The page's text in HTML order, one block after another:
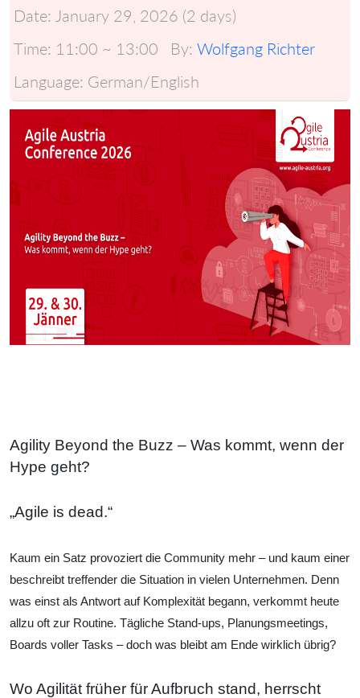
Date: January 29, 2026 (2 days)
Time: 11:00 ~ 13:00 By: Wolfgang Richter
Language: German/English
Agility Beyond the Buzz – Was kommt, wenn der
Hype geht?
„Agile is dead.“
Kaum ein Satz provoziert die Community mehr – und kaum einer
beschreibt treffender die Situation in vielen Unternehmen. Denn
was einst als Antwort auf Komplexität begann, verkommt heute
allzu oft zur Routine. Tägliche Stand-ups, Planungsmeetings,
Boards voller Tasks – doch was bleibt am Ende wirklich übrig?
Wo Agilität früher für Aufbruch stand, herrscht